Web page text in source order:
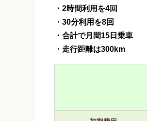
・2時間利用を4回
・30分利用を8回
・合計で月間15日乗車
・走行距離は300km